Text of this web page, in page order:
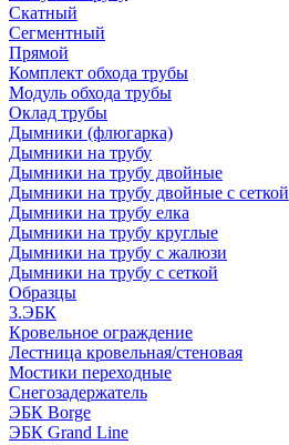
Скатный
Сегментный
Прямой
Комплект обхода трубы
Модуль обхода трубы
Оклад трубы
Дымники (флюгарка)
Дымники на трубу
Дымники на трубу двoйные
Дымники на трубу двoйные с сеткой
Дымники на трубу елка
Дымники на трубу круглые
Дымники на трубу с жалюзи
Дымники на трубу с сеткой
Образцы
3.ЭБК
Кровельное ограждение
Лестница кровельная/стеновая
Мостики переходные
Снегозадержатель
ЭБК Borge
ЭБК Grand Line